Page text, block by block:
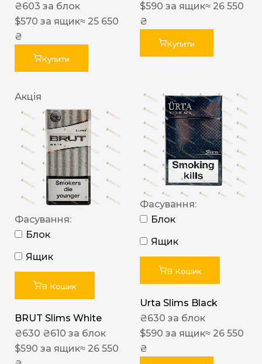
₴603 за блок
$570 за ящик≈ 25 650
₴
Купити
$590 за ящик≈ 26 550
₴
Купити
Акція
Фасування:
Блок
Ящик
В Кошик
BRUT Slims White
₴630 ₴610 за блок
$590 за ящик≈ 26 550
Фасування:
Блок
Ящик
В Кошик
Urta Slims Black
₴630 за блок
$590 за ящик≈ 26 550
₴